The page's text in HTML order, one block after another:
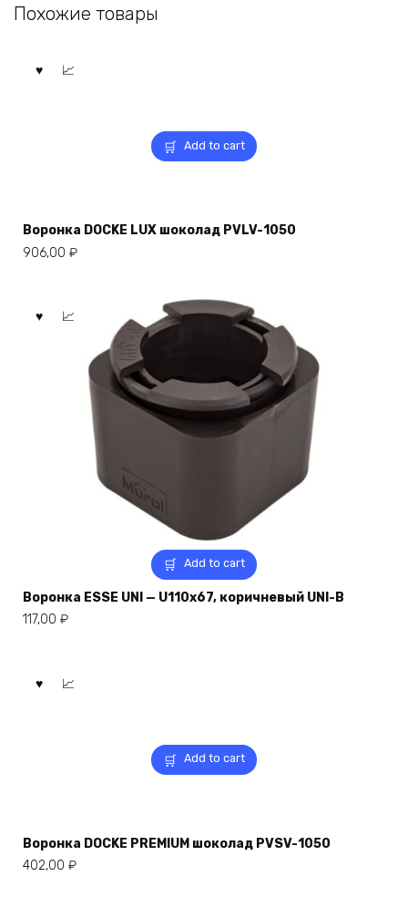
Похожие товары
Add to cart
Воронка DOCKE LUX шоколад PVLV-1050
906,00 ₽
Add to cart
Воронка ESSE UNI — U110x67, коричневый UNI-B
117,00 ₽
Add to cart
Воронка DOCKE PREMIUM шоколад PVSV-1050
402,00 ₽